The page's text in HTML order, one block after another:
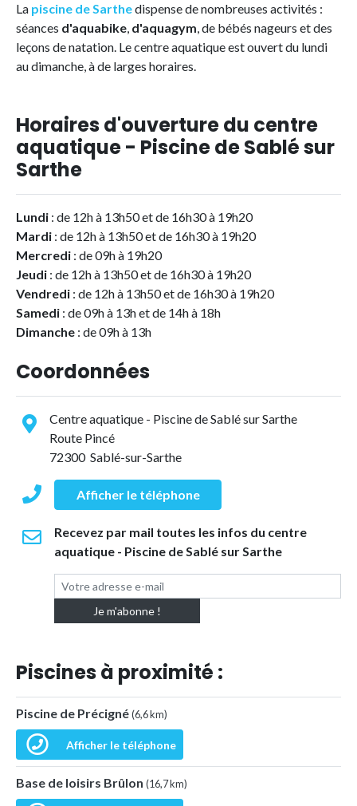
La piscine de Sarthedispense de nombreuses activités :
séances d'aquabike, d'aquagym, de bébés nageurs et des
leçons de natation. Le centre aquatique est ouvert du lundi
au dimanche, à de larges horaires.
Horaires d'ouverture du centre
aquatique - Piscine de Sablé sur
Sarthe
Lundi : de 12h à 13h50 et de 16h30 à 19h20
Mardi : de 12h à 13h50 et de 16h30 à 19h20
Mercredi : de 09h à 19h20
Jeudi : de 12h à 13h50 et de 16h30 à 19h20
Vendredi : de 12h à 13h50 et de 16h30 à 19h20
Samedi : de 09h à 13h et de 14h à 18h
Dimanche : de 09h à 13h
Coordonnées
Centre aquatique - Piscine de Sablé sur Sarthe
Route Pincé
72300 Sablé-sur-Sarthe
Afficher le téléphone
Recevez par mail toutes les infos du centre
aquatique - Piscine de Sablé sur Sarthe
Piscines à proximité :
Piscine de Précigné(6,6 km)
Afficher le téléphone
Base de loisirs Brûlon (16,7 km)